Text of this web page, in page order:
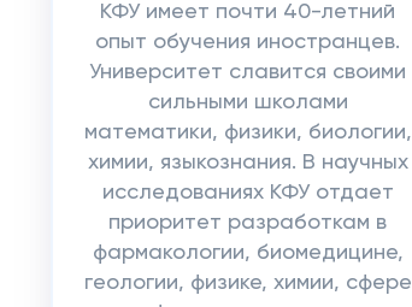
КФУ имеет почти 40-летний
опыт обучения иностранцев.
Университет славится своими
сильными школами
математики, физики, биологии,
химии, языкознания. В научных
исследованиях КФУ отдает
приоритет разработкам в
фармакологии, биомедицине,
геологии, физике, химии, сфере